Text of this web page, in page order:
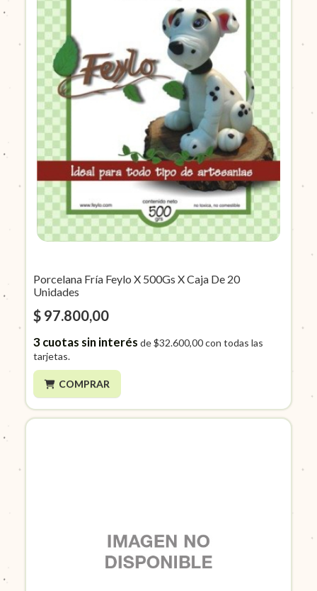
Porcelana Fría Feylo X 500Gs X Caja De 20
Unidades
$ 97.800,00
3cuotas sin interés de$32.600,00con todas las
tarjetas.
COMPRAR